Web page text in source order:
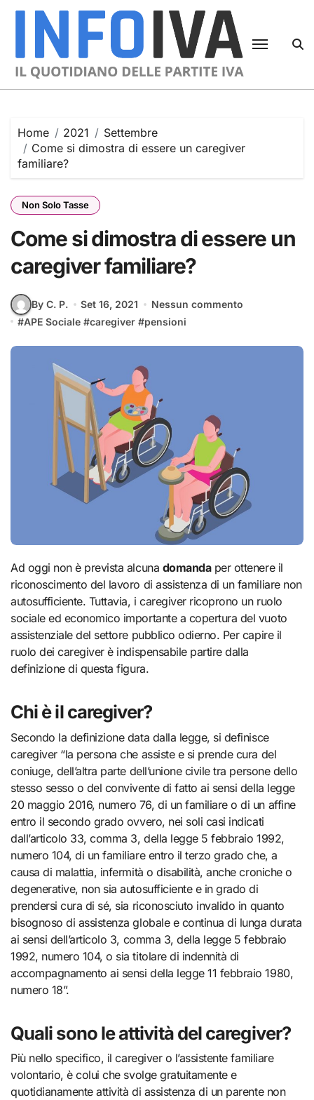
Skip
Home 2021
Settembre
Come si dimostra di essere un caregiver
familiare?
Non Solo Tasse
Come si dimostra di essere un
caregiver familiare?
By C. P. Set 16, 2021
Nessun commento
#APE Sociale #caregiver #pensioni
Ad oggi non è prevista alcuna domandaper ottenere il
riconoscimento del lavoro di assistenza di un familiare non
autosufficiente. Tuttavia, i caregiver ricoprono un ruolo
sociale ed economico importante a copertura del vuoto
assistenziale del settore pubblico odierno. Per capire il
ruolo dei caregiver è indispensabile partire dalla
definizione di questa figura.
Chi è il caregiver?
Secondo la definizione data dalla legge, si definisce
caregiver “la persona che assiste e si prende cura del
coniuge, dell’altra parte dell’unione civile tra persone dello
stesso sesso o del convivente di fatto ai sensi della legge
20 maggio 2016, numero 76, di un familiare o di un affine
entro il secondo grado ovvero, nei soli casi indicati
dall’articolo 33, comma 3, della legge 5 febbraio 1992,
numero 104, di un familiare entro il terzo grado che, a
causa di malattia, infermità o disabilità, anche croniche o
degenerative, non sia autosufficiente e in grado di
prendersi cura di sé, sia riconosciuto invalido in quanto
bisognoso di assistenza globale e continua di lunga durata
ai sensi dell’articolo 3, comma 3, della legge 5 febbraio
1992, numero 104, o sia titolare di indennità di
accompagnamento ai sensi della legge 11 febbraio 1980,
numero 18”.
Quali sono le attività del caregiver?
Più nello specifico, il caregiver o l’assistente familiare
volontario, è colui che svolge gratuitamente e
quotidianamente attività di assistenza di un parente non